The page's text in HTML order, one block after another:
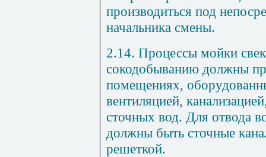
производиться под
начальника смены.
2.14. Процессы мойки
сокодобыванию должны
помещениях,
вентиляцией,
сточных вод. Для отвода
должны быть сточные
решеткой.